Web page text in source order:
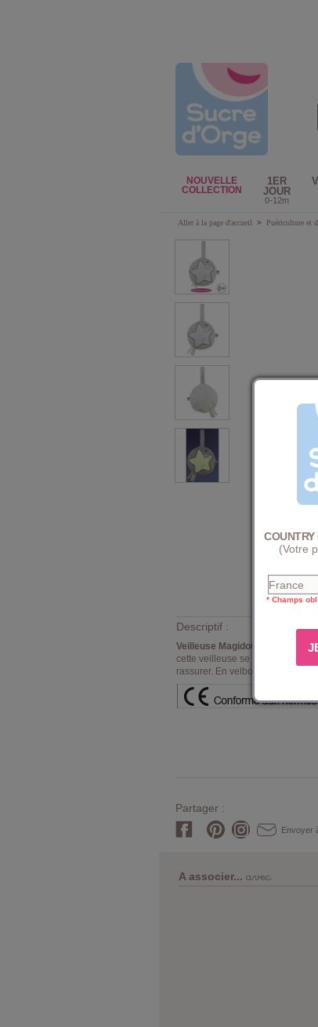
NOUVELLE
COLLECTION
1ER
JOUR
0-12m
Aller à la page d'accueil > Puériculture et
Descriptif :
Veilleuse Magidoux Sucre
cette veilleuse se fixe au lit de
rassurer. En velboa 100%
Partager :
Envoyer
A associer...
COUNTRY
(Votre
* Champs